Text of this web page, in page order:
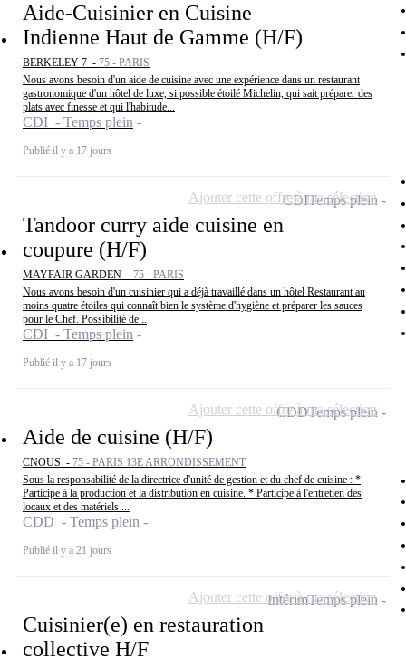
Aide-Cuisinier en Cuisine
Indienne Haut de Gamme (H/F)
BERKELEY 7 - 75 - PARIS
Nous avons besoin d'un aide de cuisine avec une expérience dans un restaurant
gastronomique d'un hôtel de luxe, si possible étoilé Michelin, qui sait préparer des
plats avec finesse et qui l'habitude...
CDI - Temps plein
Publié il y a 17 jours
Tandoor curry aide cuisine en
coupure (H/F)
MAYFAIR GARDEN - 75 - PARIS
Nous avons besoin d'un cuisinier qui a déjà travaillé dans un hôtel Restaurant au
moins quatre étoiles qui connaît bien le système d'hygiène et préparer les sauces
pour le Chef. Possibilité de...
CDI - Temps plein
Publié il y a 17 jours
CDITemps plein
Ajouter cette offre à ma sélection
Aide de cuisine (H/F)
CNOUS - 75 - PARIS 13E ARRONDISSEMENT
Sous la responsabilité de la directrice d'unité de gestion et du chef de cuisine : *
Participe à la production et la distribution en cuisine. * Participe à l'entretien des
locaux et des matériels ...
CDD - Temps plein
Publié il y a 21 jours
CDDTemps plein
Ajouter cette offre à ma sélection
Cuisinier(e) en restauration
collective H/F
IntérimTemps plein
Ajouter cette offre à ma sélection